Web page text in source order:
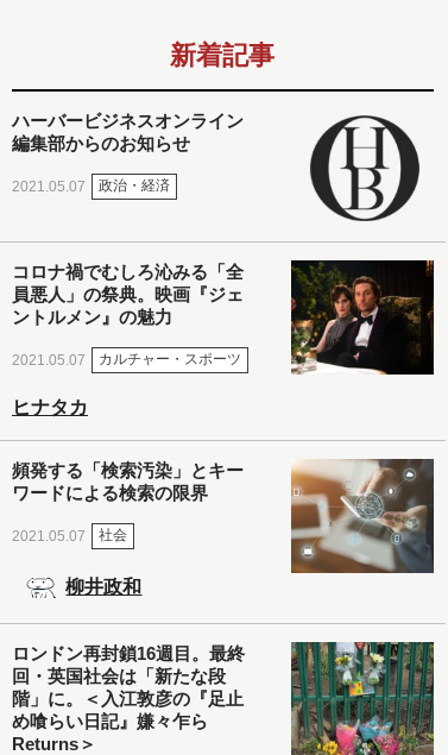
新着記事
ハーバービジネスオンライン
編集部からのお知らせ
2021.05.07 政治・経済
コロナ禍でむしろ沁みる「全
員悪人」の祭典。映画『ジェ
ントルメン』の魅力
2021.05.07 カルチャー・スポーツ
ヒナタカ
頻発する「検索汚染」とキー
ワードによる検索の限界
2021.05.07 社会
柳井政和
ロンドン再封鎖16週目。最終
回・英国社会は「新たな段
階」に。＜入江敦彦の『足止
め喰らい日記』嫌々乍ら
Returns＞